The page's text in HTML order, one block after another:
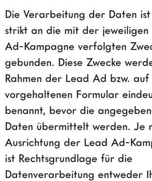
Die Verarbeitung der Daten
strikt an die mit der jeweiligen
Ad-Kampagne verfolgten
gebunden. Diese Zwecke
Rahmen der Lead Ad bzw. auf
vorgehaltenen Formular
benannt, bevor die
Daten übermittelt werden. Je
Ausrichtung der Lead Ad-
ist Rechtsgrundlage für die
Datenverarbeitung entweder